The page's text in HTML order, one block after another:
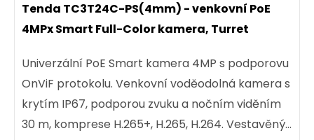
Tenda TC3T24C-PS(4mm) - venkovní PoE
4MPx Smart Full-Color kamera, Turret
Univerzální PoE Smart kamera 4MP s podporovu
OnViF protokolu. Venkovní voděodolná kamera s
krytím IP67, podporou zvuku a nočním viděním
30 m, komprese H.265+, H.265, H.264. Vestavěný